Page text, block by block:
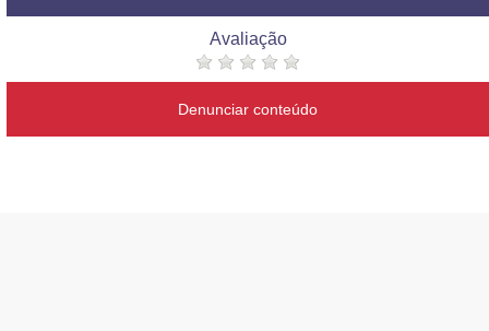
Avaliação
Denunciar conteúdo